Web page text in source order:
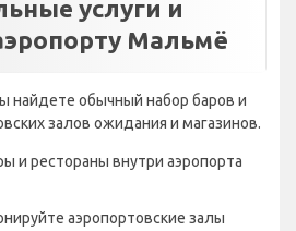
услуги и
Мальмё
найдете обычный набор баров и
залов ожидания и магазинов.
и рестораны внутри аэропорта
аэропортовские залы